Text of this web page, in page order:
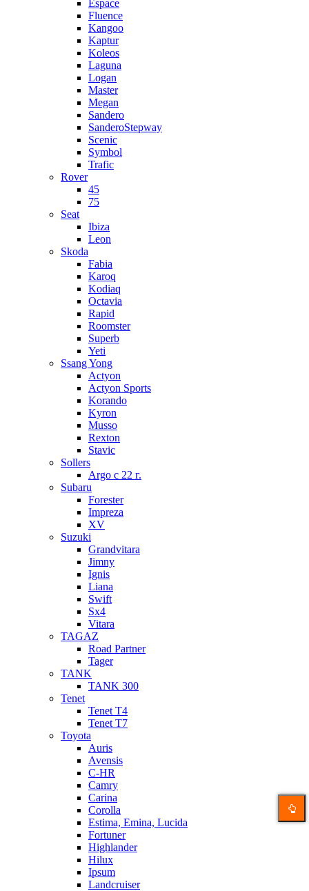
Espace
Fluence
Kangoo
Kaptur
Koleos
Laguna
Logan
Master
Megan
Sandero
SanderoStepway
Scenic
Symbol
Trafic
Rover
45
75
Seat
Ibiza
Leon
Skoda
Fabia
Karoq
Kodiaq
Octavia
Rapid
Roomster
Superb
Yeti
Ssang Yong
Actyon
Actyon Sports
Korando
Kyron
Musso
Rexton
Stavic
Sollers
Argo с 22 г.
Subaru
Forester
Impreza
XV
Suzuki
Grandvitara
Jimny
Ignis
Liana
Swift
Sx4
Vitara
TAGAZ
Road Partner
Tager
TANK
TANK 300
Tenet
Tenet T4
Tenet T7
Toyota
Auris
Avensis
C-HR
Camry
Carina
Corolla
Estima, Emina, Lucida
Fortuner
Highlander
Hilux
Ipsum
Landcruiser